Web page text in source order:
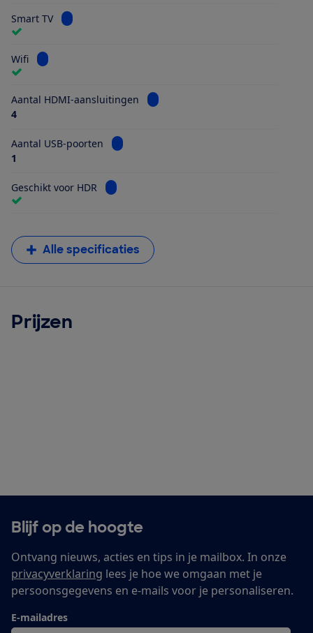
Smart TV Bekijk informatie voor Smart TV
Wifi Bekijk informatie voor Wifi
Aantal HDMI-aansluitingen
Bekijk informatie voor Aantal
4
Aantal USB-poorten
Bekijk informatie voor Aantal USB-poorten
1
Geschikt voor HDR Bekijk informatie voor Geschikt voor HDR
Alle specificaties
Prijzen
Blijf op de hoogte
Ontvang nieuws, acties en tips in je mailbox. In onze
privacyverklaring lees je hoe we omgaan met je
persoonsgegevens en e-mails voor je personaliseren.
E-mailadres